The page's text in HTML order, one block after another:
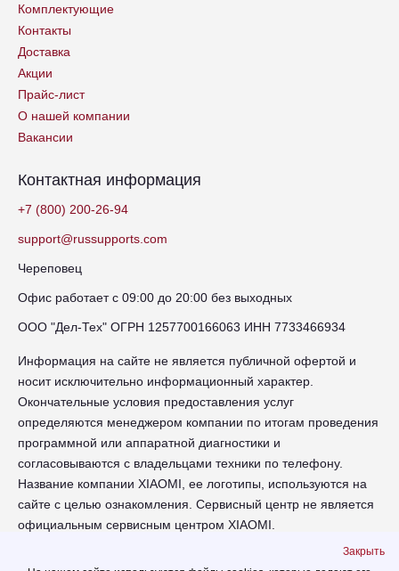
Комплектующие
Контакты
Доставка
Акции
Прайс-лист
О нашей компании
Вакансии
Контактная информация
+7 (800) 200-26-94
support@russupports.com
Череповец
Офис работает с 09:00 до 20:00 без выходных
ООО "Дел-Тех" ОГРН 1257700166063 ИНН 7733466934
Информация на сайте не является публичной офертой и
носит исключительно информационный характер.
Окончательные условия предоставления услуг
определяются менеджером компании по итогам проведения
программной или аппаратной диагностики и
согласовываются с владельцами техники по телефону.
Название компании XIAOMI, ее логотипы, используются на
сайте с целью ознакомления. Сервисный центр не является
официальным сервисным центром XIAOMI.
chr-xiaomi.russupports.com - Сервисный центр XIAOMI в
Закрыть